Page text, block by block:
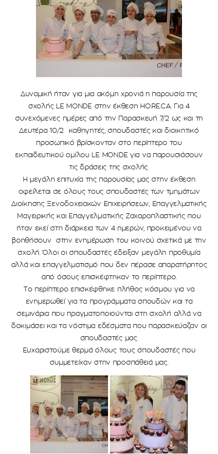
Δυναμική ήταν για μια ακόμη χρονιά η παρουσία της
σχολής LE MONDE στην έκθεση HO.RE.CA. Για 4
συνεχόμενες ημέρες από την Παρασκευή 7/2 ως και τη
Δευτέρα 10/2 καθηγητές, σπουδαστές και διοικητικό
προσωπικό βρίσκονταν στο περίπτερο του
εκπαιδευτικού ομίλου LE MONDE για να παρουσιάσουν
τις δράσεις της σχολής.
Η μεγάλη επιτυχία της παρουσίας μας στην έκθεση
οφείλεται σε όλους τους σπουδαστές των τμημάτων
Διοίκησης Ξενοδοχειακών Επιχειρήσεων, Επαγγελματικής
Μαγειρικής και Επαγγελματικής Ζαχαροπλαστικής που
ήταν εκεί στη διάρκεια των 4 ημερών, προκειμένου να
βοηθήσουν στην ενημέρωση του κοινού σχετικά με την
σχολή. Όλοι οι σπουδαστές έδειξαν μεγάλη προθυμία
αλλά και επαγγελματισμό που δεν πέρασε απαρατήρητος
από όσους επισκέφτηκαν το περίπτερο.
Το περίπτερο επισκέφθηκε πλήθος κόσμου για να
ενημερωθεί για τα προγράμματα σπουδών και τα
σεμινάρια που πραγματοποιούνται στη σχολή αλλά να
δοκιμάσει και τα νόστιμα εδέσματα που παρασκεύαζαν οι
σπουδαστές μας.
Ευχαριστούμε θερμά όλους τους σπουδαστές που
συμμετείχαν στην προσπάθειά μας.